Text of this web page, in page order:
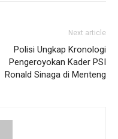
Next article
Polisi Ungkap Kronologi
Pengeroyokan Kader PSI
Ronald Sinaga di Menteng